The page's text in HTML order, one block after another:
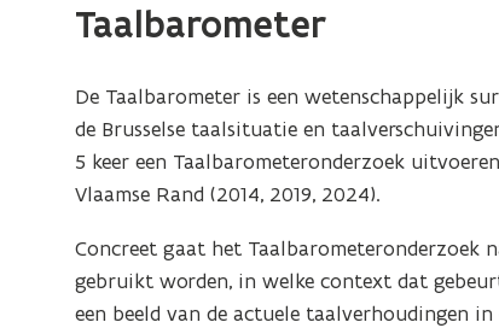
s
e
r
)
u
w
v
n
s
t
P
b
a
n
d
Taalbarometer
De Taalbarometer is een wetenschappelijk
de Brusselse taalsituatie en
5 keer een Taalbarometeronderzoek
Vlaamse Rand (2014, 2019, 2024).
Concreet gaat het Taalbarometeronderzoek
gebruikt worden, in welke context dat
een beeld van de actuele taalverhoudingen